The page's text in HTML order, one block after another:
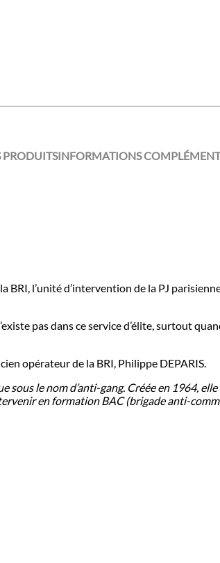
PRODUITSINFORMATIONS
BRI, l’unité d’intervention de la PJ
pas dans ce service d’élite, surtout
opérateur de la BRI, Philippe DEPARIS.
sous le nom d’anti-gang. Créée en 1964,
en formation BAC (brigade anti-